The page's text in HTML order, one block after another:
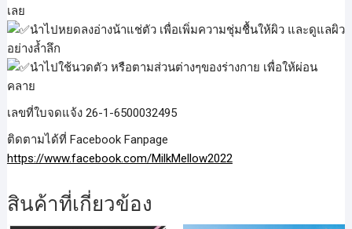
เลย
นำไปหยดลงอ่างน้าแช่ตัว เพื่อเพิ่มความชุ่มชื้นให้ผิว และดูแลผิว
อย่างล้ำลึก
นำไปใช้นวดตัว หรือตามส่วนต่างๆของร่างกาย เพื่อให้ผ่อน
คลาย
เลขที่ใบจดแจ้ง 26-1-6500032495
ติดตามได้ที่ Facebook Fanpage
https://www.facebook.com/MilkMellow2022
สินค้าที่เกี่ยวข้อง